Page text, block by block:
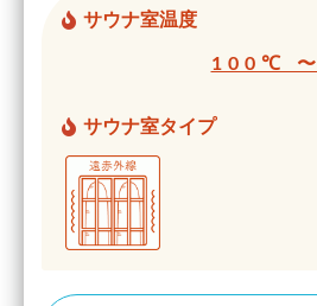
サウナ室温度
100℃ 〜
サウナ室タイプ